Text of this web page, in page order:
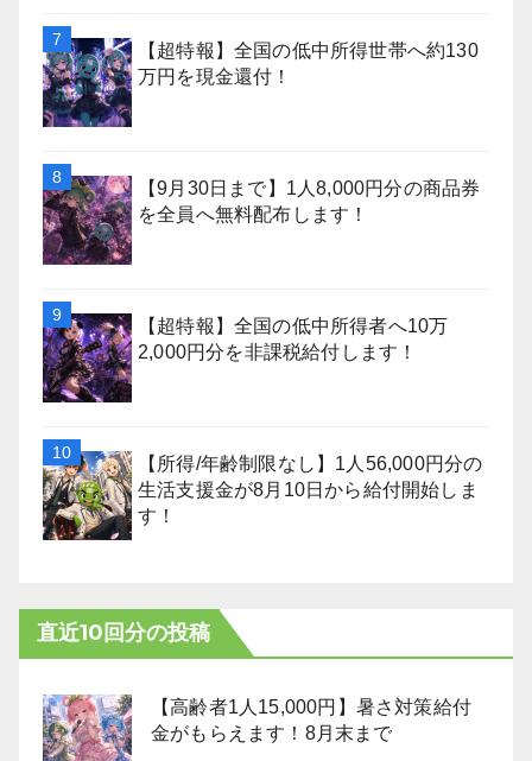
【超特報】全国の低中所得世帯へ約130
万円を現金還付！
【9月30日まで】1人8,000円分の商品券
を全員へ無料配布します！
【超特報】全国の低中所得者へ10万
2,000円分を非課税給付します！
【所得/年齢制限なし】1人56,000円分の
生活支援金が8月10日から給付開始しま
す！
直近10回分の投稿
【高齢者1人15,000円】暑さ対策給付
金がもらえます！8月末まで